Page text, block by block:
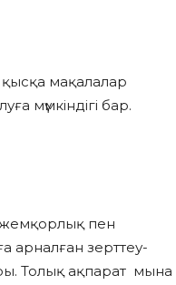
мақалалар
мүмкіндігі бар.
пен
арналған зерттеу-
Толық ақпарат мына